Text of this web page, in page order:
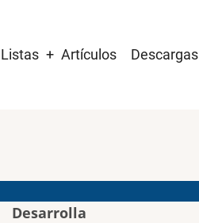
navigation
Listas Artículos Descargas
Desarrolla